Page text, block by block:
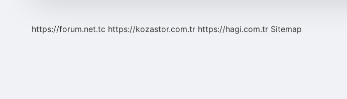
https://forum.net.tc https://kozastor.com.tr https://hagi.com.tr Sitemap